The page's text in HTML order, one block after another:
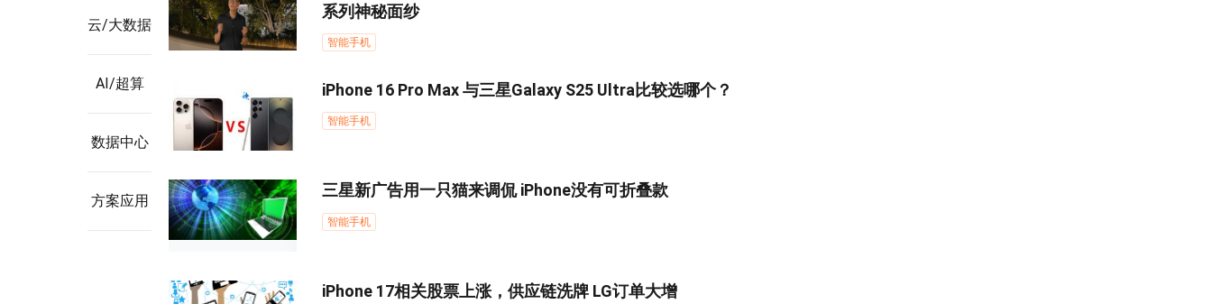
云/大数据
AI/超算
数据中心
方案应用
系列神秘面纱
智能手机
iPhone 16 Pro Max 与三星Galaxy S25 Ultra比较选哪个？
智能手机
三星新广告用一只猫来调侃 iPhone没有可折叠款
智能手机
iPhone 17相关股票上涨，供应链洗牌 LG订单大增